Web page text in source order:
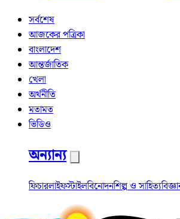
সর্বশেষ
আজকের পত্রিকা
বাংলাদেশ
আন্তর্জাতিক
খেলা
অর্থনীতি
মতামত
ভিডিও
অন্যান্য
ফিচারলাইফস্টাইলবিনোদনশিল্প ও সাহিত্য